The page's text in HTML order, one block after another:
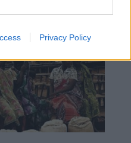
Privacy Policy